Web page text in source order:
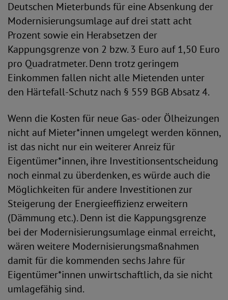
Deutschen Mieterbunds für eine Absenkung der
Modernisierungsumlage auf drei statt acht
Prozent sowie ein Herabsetzen der
Kappungsgrenze von 2 bzw. 3 Euro auf 1,50 Euro
pro Quadratmeter. Denn trotz geringem
Einkommen fallen nicht alle Mietenden unter
den Härtefall-Schutz nach § 559 BGB Absatz 4.
Wenn die Kosten für neue Gas- oder Ölheizungen
nicht auf Mieter*innen umgelegt werden können,
ist das nicht nur ein weiterer Anreiz für
Eigentümer*innen, ihre Investitionsentscheidung
noch einmal zu überdenken, es würde auch die
Möglichkeiten für andere Investitionen zur
Steigerung der Energieeffizienz erweitern
(Dämmung etc.). Denn ist die Kappungsgrenze
bei der Modernisierungsumlage einmal erreicht,
wären weitere Modernisierungsmaßnahmen
damit für die kommenden sechs Jahre für
Eigentümer*innen unwirtschaftlich, da sie nicht
umlagefähig sind.